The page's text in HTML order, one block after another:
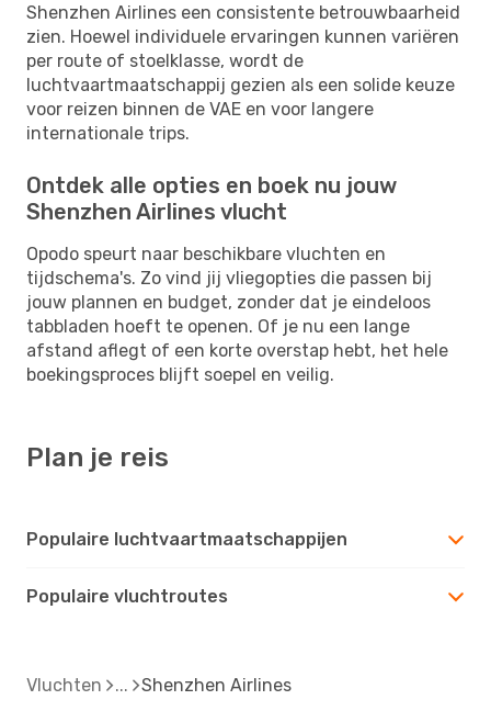
Shenzhen Airlines een consistente betrouwbaarheid
zien. Hoewel individuele ervaringen kunnen variëren
per route of stoelklasse, wordt de
luchtvaartmaatschappij gezien als een solide keuze
voor reizen binnen de VAE en voor langere
internationale trips.
Ontdek alle opties en boek nu jouw
Shenzhen Airlines vlucht
Opodo speurt naar beschikbare vluchten en
tijdschema's. Zo vind jij vliegopties die passen bij
jouw plannen en budget, zonder dat je eindeloos
tabbladen hoeft te openen. Of je nu een lange
afstand aflegt of een korte overstap hebt, het hele
boekingsproces blijft soepel en veilig.
Plan je reis
Populaire luchtvaartmaatschappijen
Populaire vluchtroutes
Vluchten Shenzhen Airlines